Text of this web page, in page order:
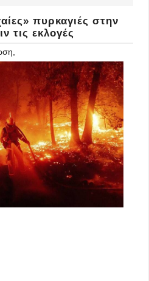
πυρκαγιές στην
τις εκλογές